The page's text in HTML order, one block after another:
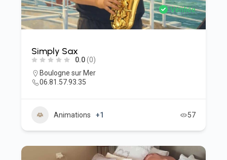
Vérifiée
Simply Sax
0.0(0)
Boulogne sur Mer
06.81.57.93.35
Animations +1 57